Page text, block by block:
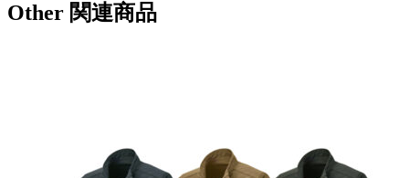
Other 関連商品